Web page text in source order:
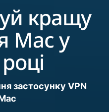
кращу
Mac у
застосунку VPN